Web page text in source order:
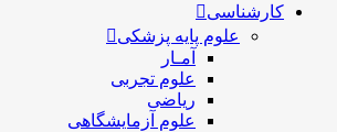
کارشناسی
علوم پایه پزشکی
آمـار
علوم تجربی
ریاضی
علوم آزمایشگاهی